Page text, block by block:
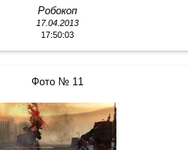
Робокоп
17.04.2013
17:50:03
Фото № 11